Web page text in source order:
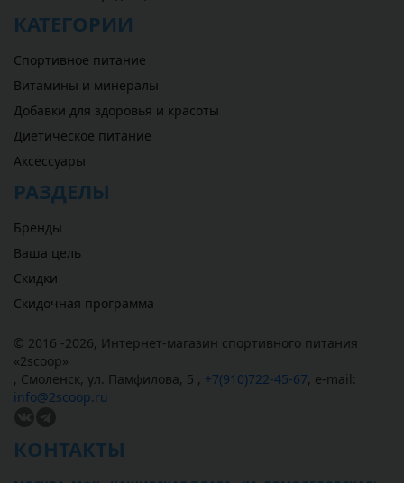
КАТЕГОРИИ
Спортивное питание
Витамины и минералы
Добавки для здоровья и красоты
Диетическое питание
Аксессуары
РАЗДЕЛЫ
Бренды
Ваша цель
Скидки
Скидочная программа
© 2016 -2026, Интернет-магазин спортивного питания
«2scoop»
, Смоленск, ул. Памфилова, 5 , +7(910)722-45-67, e-mail:
info@2scoop.ru
КОНТАКТЫ